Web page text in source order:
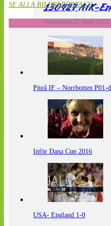
130427 AIK-
Publicerad 27 April
SE ALLA BILDREPORTAGE
Piteå IF – Norrbotten P01-
Inför Dana Cup 2016
USA- England 1-0